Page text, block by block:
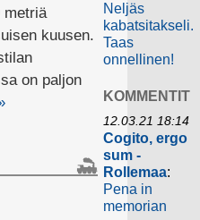
metriä
kuusen.
on paljon
Neljäs
kabatsitakseli.
Taas
onnellinen!
KOMMENTIT
12.03.21 18:14
Cogito, ergo
sum -
Rollemaa:
Pena in
memorian